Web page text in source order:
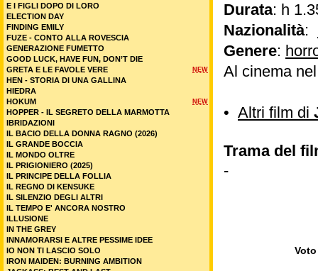
Durata: h
Nazionalità:
Genere:
Al cinema
• Altri film di
Trama del
-
E I FIGLI DOPO DI LORO
ELECTION DAY
FINDING EMILY
FUZE - CONTO ALLA ROVESCIA
GENERAZIONE FUMETTO
GOOD LUCK, HAVE FUN, DON’T DIE
NEW
GRETA E LE FAVOLE VERE
HEN - STORIA DI UNA GALLINA
HIEDRA
NEW
HOKUM
HOPPER - IL SEGRETO DELLA MARMOTTA
IBRIDAZIONI
IL BACIO DELLA DONNA RAGNO (2026)
IL GRANDE BOCCIA
IL MONDO OLTRE
IL PRIGIONIERO (2025)
IL PRINCIPE DELLA FOLLIA
IL REGNO DI KENSUKE
IL SILENZIO DEGLI ALTRI
IL TEMPO E' ANCORA NOSTRO
ILLUSIONE
IN THE GREY
INNAMORARSI E ALTRE PESSIME IDEE
IO NON TI LASCIO SOLO
IRON MAIDEN: BURNING AMBITION